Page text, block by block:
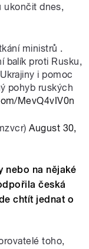
ukončit dnes,
ministrů .
balík proti Rusku,
i pomoc
pohyb ruských
MevQ4vIV0n
August 30,
nebo na nějaké
česká
chtít jednat o
toho,